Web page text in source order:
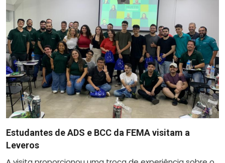
Estudantes de ADS e BCC da FEMA visitam a
Leveros